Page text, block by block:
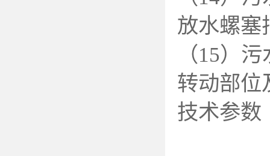
放水螺塞
（15）
转动部位
技术参数